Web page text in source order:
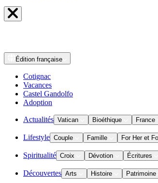
Édition française
Cotignac
Vacances
Castel Gandolfo
Adoption
Actualités Vatican Bioéthique France
Lifestyle Couple Famille For Her et
Spiritualité Croix Dévotion Écritures
Découvertes Arts Histoire Patrimoine